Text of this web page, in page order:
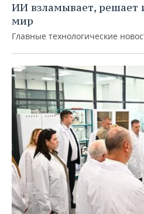
ИИ взламывает, решает
мир
Главные технологические